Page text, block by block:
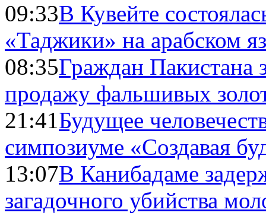
09:33В Кувейте
«Таджики» на арабском
08:35Граждан Пакистана
продажу фальшивых
21:41Будущее
симпозиуме «Создавая
13:07В Канибадаме
загадочного убийства